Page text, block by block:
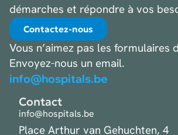
démarches et répondre à vos
Contactez-nous
Vous n’aimez pas les formulaires
Envoyez-nous un email.
info@hospitals.be
Contact
info@hospitals.be
Place Arthur van Gehuchten, 4